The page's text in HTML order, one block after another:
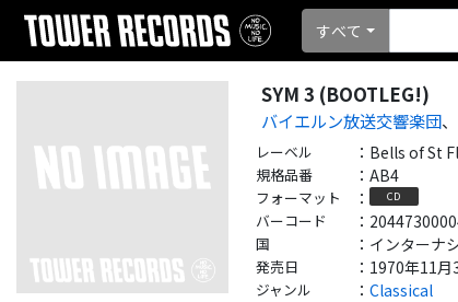
すべて
SYM 3 (BOOTLEG!)
バイエルン放送交響楽団、
レーベル ： Bells of St
規格品番 ： AB4
フォーマット ： CD
バーコード ：
国 ： インターナ
発売日 ： 1970年11月
ジャンル ： Classical